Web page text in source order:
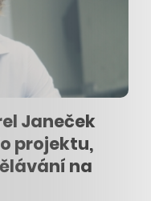
Janeček
projektu,
na